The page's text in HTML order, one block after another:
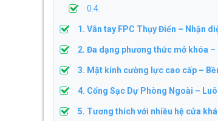
0.4.
1. Vân tay FPC Thụy Điển – Nhận
2. Đa dạng phương thức mở khóa
3. Mặt kính cường lực cao cấp –
4. Cổng Sạc Dự Phòng Ngoài –
5. Tương thích với nhiều hệ cửa